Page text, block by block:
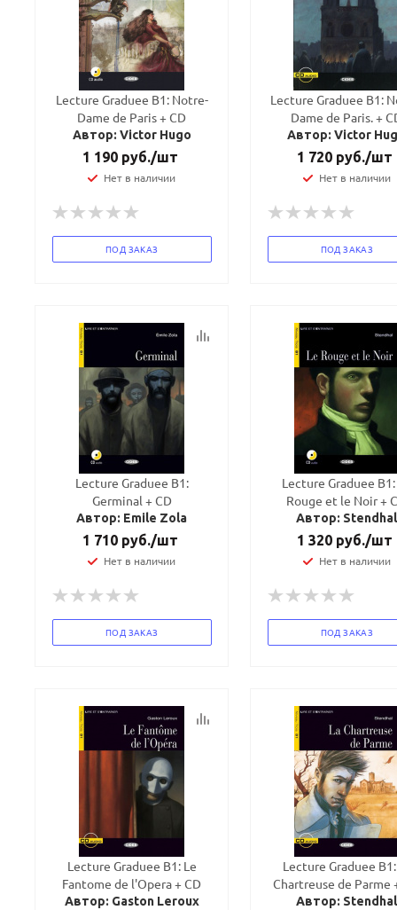
Lecture Graduee B1: Notre-
Dame de Paris + CD
Автор: Victor Hugo
1 190руб./шт
Нет в наличии
ПОД ЗАКАЗ
Lecture Graduee B1:
Dame de Paris. +
Автор: Victor
1 720 руб./шт
Нет в наличии
ПОД ЗАКАЗ
Lecture Graduee B1:
Germinal + CD
Автор: Emile Zola
1 710руб./шт
Нет в наличии
ПОД ЗАКАЗ
Lecture Graduee
Rouge et le Noir +
Автор: Stendhal
1 320 руб./шт
Нет в наличии
ПОД ЗАКАЗ
Lecture Graduee B1: Le
Fantome de l'Opera + CD
Автор: Gaston Leroux
Lecture Graduee
Chartreuse de Parme
Автор: Stendhal